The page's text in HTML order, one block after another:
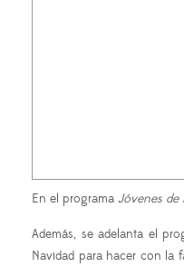
En el programa Jóvenes de
Además, se adelanta el
Navidad para hacer con la